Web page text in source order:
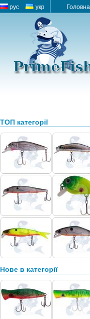
рус укр Головна
ТОП категорії
Нове в категорії